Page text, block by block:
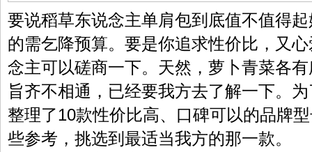
要说稻草东说念主单肩包到底值不值得
的需乞降预算。要是你追求性价比，又
念主可以磋商一下。天然，萝卜青菜各
旨齐不相通，已经要我方去了解一下。
整理了10款性价比高、口碑可以的品牌
些参考，挑选到最适当我方的那一款。